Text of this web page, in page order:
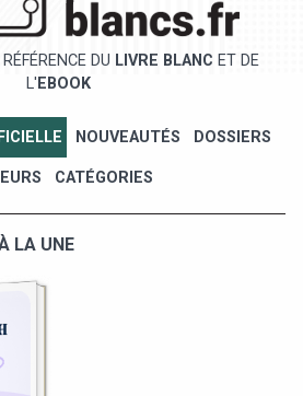
DU LIVRE BLANC ET DE
L' EBOOK
NOUVEAUTÉS DOSSIERS
CATÉGORIES
LA UNE